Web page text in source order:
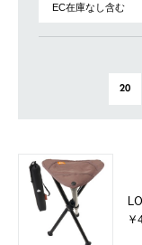
20
￥